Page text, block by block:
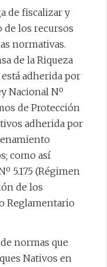
de fiscalizar y
los recursos
normativas.
de la Riqueza
adherida por
Nacional Nº
de Protección
adherida por
como así
5.175 (Régimen
de los
Reglamentario
normas que
Nativos en